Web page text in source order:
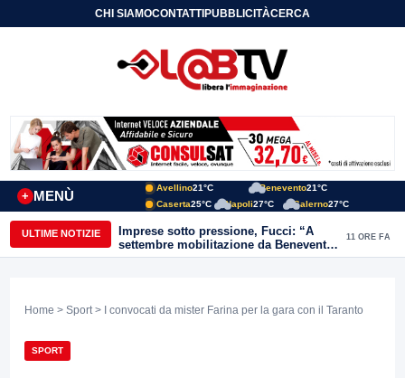
CHI SIAMOCONTATTIPUBBLICITÀCERCA
MENÙ
+
Avellino21°C Benevento21°C
Caserta25°C Napoli27°C Salerno27°C
ULTIME NOTIZIE
Imprese sotto pressione, Fucci: “A
settembre mobilitazione da Benevento
e Avellino”
11 ORE FA
Home > Sport > I convocati da mister Farina per la gara con il Taranto
SPORT